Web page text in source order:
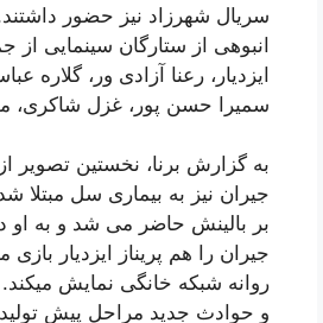
سریال شهرزاد نیز حضور
انبوهی از ستارگان سینمایی از
ایزدیار، رعنا آزادی ور، گلاره
سمیرا حسن پور، غزل شاکری،
به گزارش برنا، نخستین
جیران نیز به بیماری سل
بر بالینش حاضر می شد و به او
جیران را هم پریناز ایزدیار
روانه شبکه خانگی نمایش میکند.
و حوادث جدید مراحل پیش